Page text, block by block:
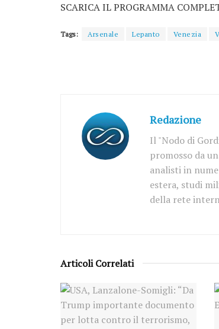
SCARICA IL PROGRAMMA
Tags: Arsenale Lepanto Venezia
Redazione
Il "Nodo di
promosso da
analisti in
estera, studi
della rete
Articoli Correlati